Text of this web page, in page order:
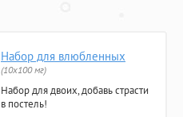
Набор для влюбленных
(10х100 мг)
Набор для двоих, добавь страсти
в постель!